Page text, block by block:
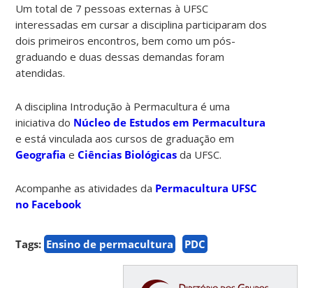
Um total de 7 pessoas externas à UFSC
interessadas em cursar a disciplina participaram dos
dois primeiros encontros, bem como um pós-
graduando e duas dessas demandas foram
atendidas.
A disciplina Introdução à Permacultura é uma
iniciativa do Núcleo de Estudos em Permacultura
e está vinculada aos cursos de graduação em
Geografia eCiências Biológicas da UFSC.
Acompanhe as atividades da Permacultura UFSC
no Facebook
Tags: Ensino de permacultura PDC